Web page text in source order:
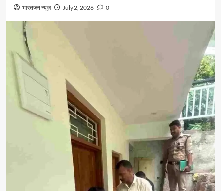
भारतजन न्यूज़ July 2, 2026 0